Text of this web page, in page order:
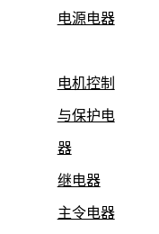
电源电器
电机控制
与保护电
器
继电器
主令电器